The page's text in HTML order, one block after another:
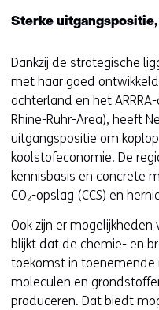
Sterke
Dankzij de strategische
met haar goed
achterland en het
Rhine-Ruhr-Area), heeft
uitgangspositie om
koolstofeconomie. De
kennisbasis en concrete
CO₂-opslag (CCS) en
Ook zijn er
blijkt dat de chemie- en
toekomst in toenemende
moleculen en
produceren. Dat biedt